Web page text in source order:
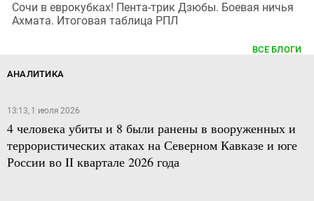
Сочи в еврокубках! Пента-трик Дзюбы. Боевая ничья
Ахмата. Итоговая таблица РПЛ
ВСЕ БЛОГИ
АНАЛИТИКА
13:13, 1 июля 2026
4 человека убиты и 8 были ранены в вооруженных и
террористических атаках на Северном Кавказе и юге
России во II квартале 2026 года